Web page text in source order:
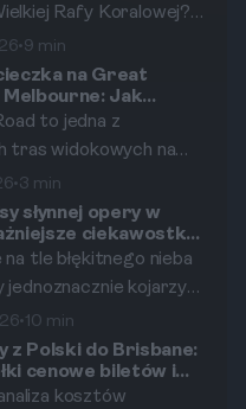
australijskiego stylu
Rafy Koralowej?
przewodnik pomoże
wycieczkę z Cairns,
budżetu, czasu
w eksploracji
•9 min
na Great
Melbourne: Jak
co zobaczyć?
to jedna z
tras widokowych na
znajdziesz
informacje, jak
swoją
miejsca warto
jak cieszyć się tym
doświadczeniem.
•3 min
słynnej opery w
ciekawostki
na tle błękitnego nieba
kojarzy
podróżników
Poznaj fascynującą
sekrety konstrukcyjne
wskazówki dotyczące
•10 min
z Polski do Brisbane:
cenowe biletów i
na podróż
kosztów